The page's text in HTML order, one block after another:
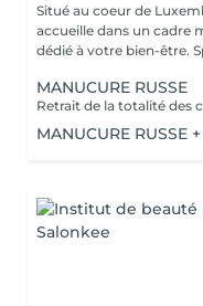
Situé au coeur de
accueille dans un cadre
MANUCURE RUSSE
MANUCURE RUSSE